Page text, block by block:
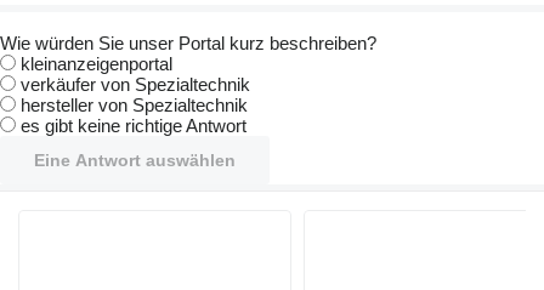
Wie würden Sie unser Portal kurz beschreiben?
kleinanzeigenportal
verkäufer von Spezialtechnik
hersteller von Spezialtechnik
es gibt keine richtige Antwort
Eine Antwort auswählen